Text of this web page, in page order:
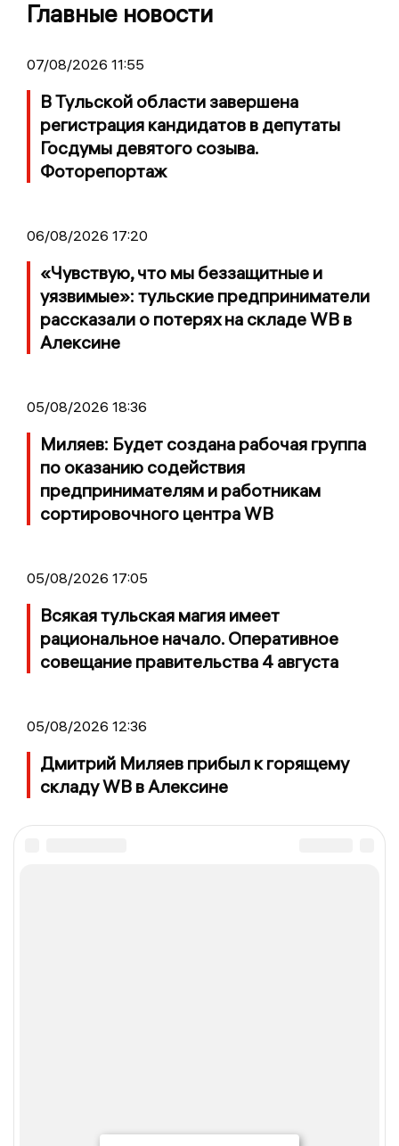
Главные новости
07/08/2026 11:55
В Тульской области завершена
регистрация кандидатов в депутаты
Госдумы девятого созыва.
Фоторепортаж
06/08/2026 17:20
«Чувствую, что мы беззащитные и
уязвимые»: тульские предприниматели
рассказали о потерях на складе WB в
Алексине
05/08/2026 18:36
Миляев: Будет создана рабочая группа
по оказанию содействия
предпринимателям и работникам
сортировочного центра WB
05/08/2026 17:05
Всякая тульская магия имеет
рациональное начало. Оперативное
совещание правительства 4 августа
05/08/2026 12:36
Дмитрий Миляев прибыл к горящему
складу WB в Алексине